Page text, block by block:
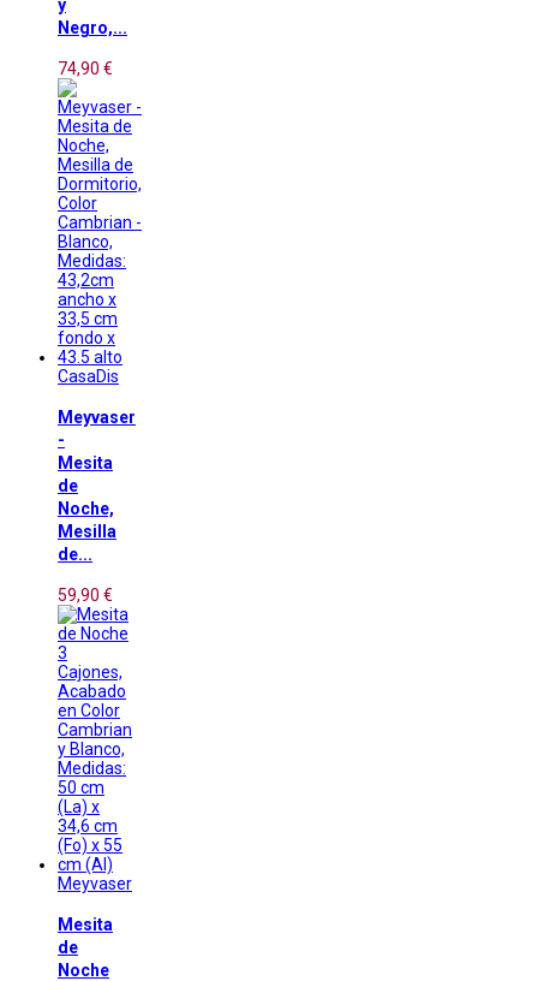
y
Negro,...
74,90 €
CasaDis
Meyvaser
-
Mesita
de
Noche,
Mesilla
de...
59,90 €
Meyvaser
Mesita
de
Noche